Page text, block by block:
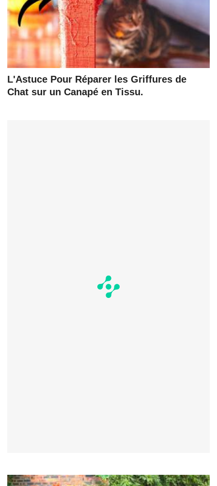
L'Astuce Pour Réparer les Griffures de
Chat sur un Canapé en Tissu.